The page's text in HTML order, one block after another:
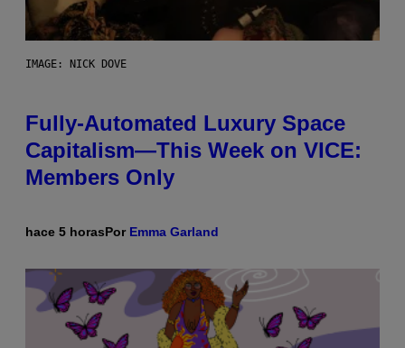
IMAGE: NICK DOVE
Fully-Automated Luxury Space
Capitalism—This Week on VICE:
Members Only
hace 5 horasPor Emma Garland